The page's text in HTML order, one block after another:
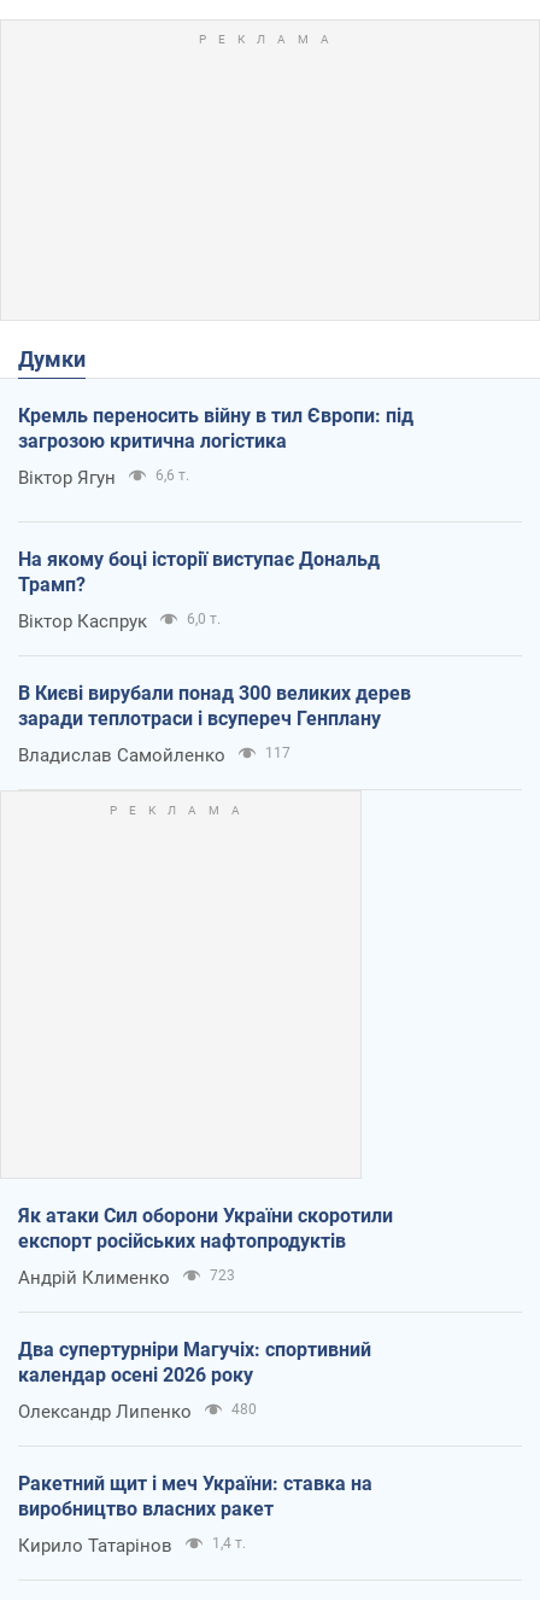
Думки
Кремль переносить війну в тил Європи: під
загрозою критична логістика
Віктор Ягун 6,6 т.
На якому боці історії виступає Дональд
Трамп?
Віктор Каспрук 6,0 т.
В Києві вирубали понад 300 великих дерев
заради теплотраси і всупереч Генплану
Владислав Самойленко 117
Як атаки Сил оборони України скоротили
експорт російських нафтопродуктів
Андрій Клименко 723
Два супертурніри Магучіх: спортивний
календар осені 2026 року
Олександр Липенко 480
Ракетний щит і меч України: ставка на
виробництво власних ракет
Кирило Татарінов 1,4 т.